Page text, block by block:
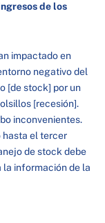
de los
impactado en
negativo del
[de stock] por un
[recesión].
inconvenientes.
hasta el tercer
de stock debe
la información de la